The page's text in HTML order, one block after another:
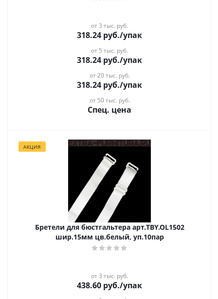
от 3 тыс. руб.
318.24 руб./упак
от 5 тыс. руб.
318.24 руб./упак
от 20 тыс. руб.
318.24 руб./упак
от 50 тыс. руб.
Спец. цена
АКЦИЯ
Бретели для бюстгальтера арт.TBY.OL1502
шир.15мм цв.белый, уп.10пар
от 3 тыс. руб.
438.60 руб./упак